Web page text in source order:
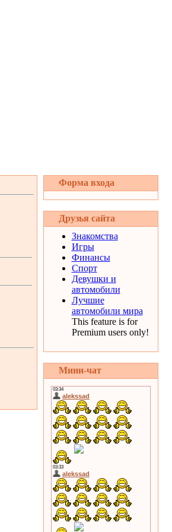
Форма входа
Друзья сайта
Знакомства
Игры
Финансы
Спорт
Девушки и
автомобили
Лучшие
автомобили мира
This feature is for
Premium users only!
Мини-чат